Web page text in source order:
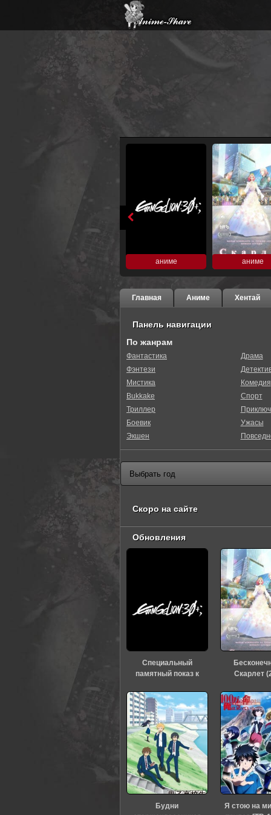
аниме аниме
Главная Аниме Хентай
Панель навигации
По жанрам
Фантастика
Фэнтези
Мистика
Bukkake
Триллер
Боевик
Экшен
Драма
Комедия
Спорт
Ужасы
Скоро на сайте
Обновления
Специальный
памятный показ к
«Евангелиона» (2026)
Скарлет
Будни
Я стою на